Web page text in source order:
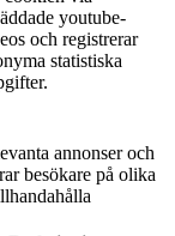
youtube-
och registrerar
statistiska
annonser och
besökare på olika